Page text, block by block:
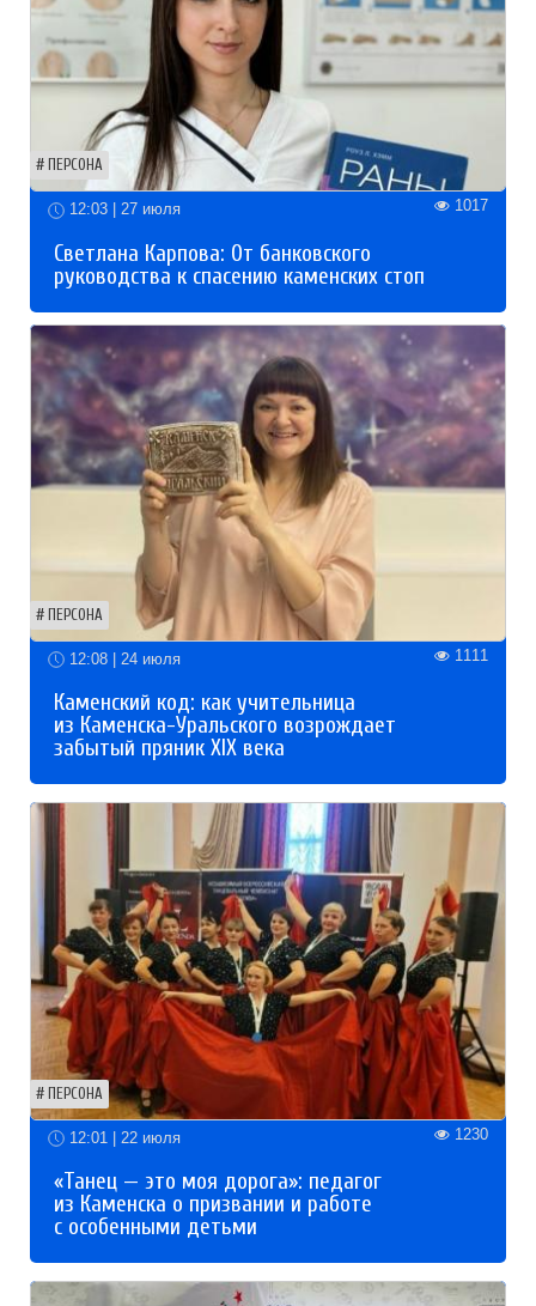
ПЕРСОНА
12:03 | 27 июля 1017
Светлана Карпова: От банковского
руководства к спасению каменских стоп
ПЕРСОНА
12:08 | 24 июля 1111
Каменский код: как учительница
из Каменска-Уральского возрождает
забытый пряник XIX века
ПЕРСОНА
12:01 | 22 июля 1230
«Танец — это моя дорога»: педагог
из Каменска о призвании и работе
с особенными детьми